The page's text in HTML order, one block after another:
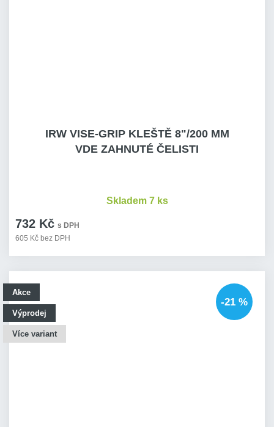
IRW VISE-GRIP KLEŠTĚ 8"/200 MM
VDE ZAHNUTÉ ČELISTI
732 Kč s DPH
605 Kč bez DPH
Skladem 7 ks
Akce
Výprodej
Více variant
-21 %